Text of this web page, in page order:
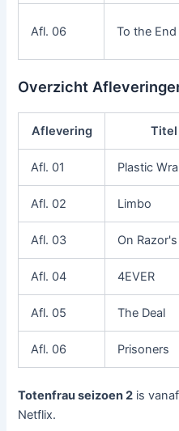
Afl. 06 To the End
Overzicht
Aflevering Titel
Afl. 01 Plastic
Afl. 02 Limbo
Afl. 03 On
Afl. 04 4EVER
Afl. 05 The Deal
Afl. 06 Prisoners
Totenfrau seizoen 2 is
Netflix.